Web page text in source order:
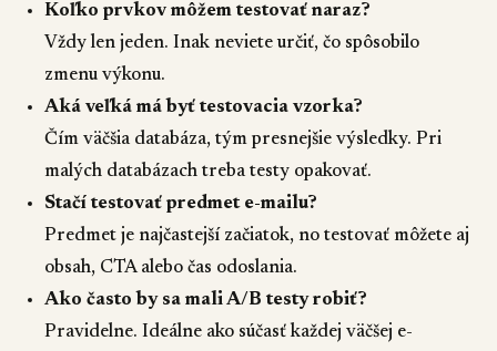
Koľko prvkov môžem testovať naraz?
Vždy len jeden. Inak neviete určiť, čo spôsobilo
zmenu výkonu.
Aká veľká má byť testovacia vzorka?
Čím väčšia databáza, tým presnejšie výsledky. Pri
malých databázach treba testy opakovať.
Stačí testovať predmet e-mailu?
Predmet je najčastejší začiatok, no testovať môžete aj
obsah, CTA alebo čas odoslania.
Ako často by sa mali A/B testy robiť?
Pravidelne. Ideálne ako súčasť každej väčšej e-